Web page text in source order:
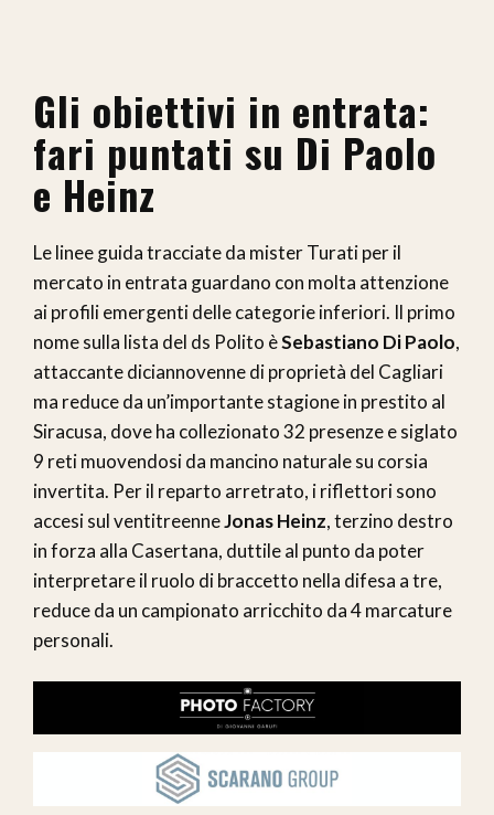
Gli obiettivi in entrata:
fari puntati su Di Paolo
e Heinz
Le linee guida tracciate da mister Turati per il
mercato in entrata guardano con molta attenzione
ai profili emergenti delle categorie inferiori. Il primo
nome sulla lista del ds Polito èSebastiano Di Paolo,
attaccante diciannovenne di proprietà del Cagliari
ma reduce da un’importante stagione in prestito al
Siracusa, dove ha collezionato 32 presenze e siglato
9 reti muovendosi da mancino naturale su corsia
invertita. Per il reparto arretrato, i riflettori sono
accesi sul ventitreenneJonas Heinz, terzino destro
in forza alla Casertana, duttile al punto da poter
interpretare il ruolo di braccetto nella difesa a tre,
reduce da un campionato arricchito da 4 marcature
personali.